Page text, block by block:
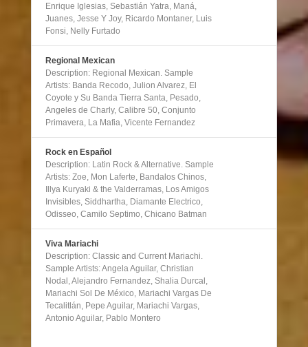
Enrique Iglesias, Sebastián Yatra, Maná,
Juanes, Jesse Y Joy, Ricardo Montaner, Luis
Fonsi, Nelly Furtado
Regional Mexican
Description: Regional Mexican. Sample
Artists: Banda Recodo, Julion Alvarez, El
Coyote y Su Banda Tierra Santa, Pesado,
Angeles de Charly, Calibre 50, Conjunto
Primavera, La Mafia, Vicente Fernandez
Rock en Español
Description: Latin Rock & Alternative. Sample
Artists: Zoe, Mon Laferte, Bandalos Chinos,
Illya Kuryaki & the Valderramas, Los Amigos
Invisibles, Siddhartha, Diamante Electrico,
Odisseo, Camilo Septimo, Chicano Batman
Viva Mariachi
Description: Classic and Current Mariachi.
Sample Artists: Angela Aguilar, Christian
Nodal, Alejandro Fernandez, Shalia Durcal,
Mariachi Sol De México, Mariachi Vargas De
Tecalitlán, Pepe Aguilar, Mariachi Vargas,
Antonio Aguilar, Pablo Montero